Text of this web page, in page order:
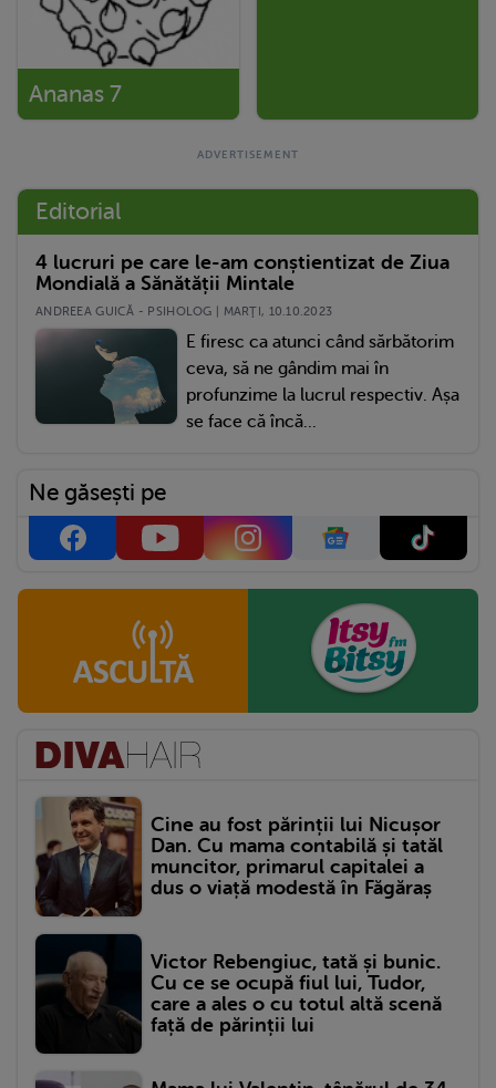
Ananas 7
Editorial
4 lucruri pe care le-am conștientizat de Ziua
Mondială a Sănătății Mintale
ANDREEA GUICĂ - PSIHOLOG | MARŢI, 10.10.2023
E firesc ca atunci când sărbătorim
ceva, să ne gândim mai în
profunzime la lucrul respectiv. Așa
se face că încă...
Ne găsești pe
Cine au fost părinții lui Nicușor
Dan. Cu mama contabilă și tatăl
muncitor, primarul capitalei a
dus o viață modestă în Făgăraș
Victor Rebengiuc, tată și bunic.
Cu ce se ocupă fiul lui, Tudor,
care a ales o cu totul altă scenă
față de părinții lui